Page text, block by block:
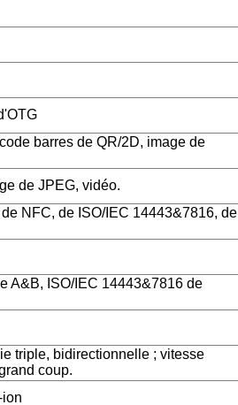
barres de QR/2D, image de
de JPEG, vidéo.
NFC, de ISO/IEC 14443&7816, de
A&B, ISO/IEC 14443&7816 de
triple, bidirectionnelle ; vitesse
coup.
ion